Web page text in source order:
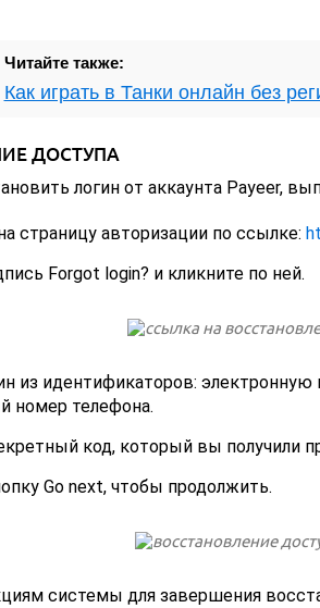
Читайте также:
Как играть в Танки онлайн без
ДОСТУПА
логин от аккаунта Payeer,
страницу авторизации по ссылке:
Forgot login? и кликните по ней.
из идентификаторов: электронную
номер телефона.
код, который вы получили
Go next, чтобы продолжить.
системы для завершения